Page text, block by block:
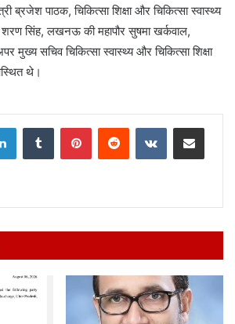
ब्रजेश पाठक, चिकित्सा शिक्षा और चिकित्सा स्वास्थ्य
सिंह, लखनऊ की महापौर सुषमा खर्कवाल,
मुख्य सचिव चिकित्सा स्वास्थ्य और चिकित्सा शिक्षा
थे।
LinkedInTumblr PinterestReddit VKontakteShare via Email